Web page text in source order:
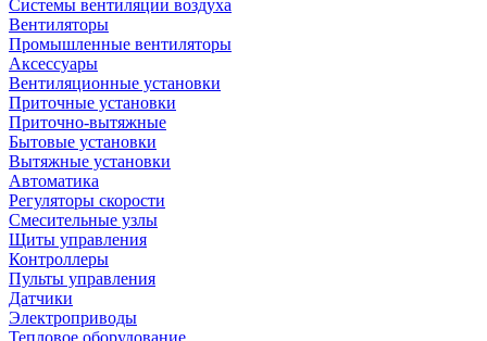
Системы вентиляции воздуха
Вентиляторы
Промышленные вентиляторы
Аксессуары
Вентиляционные установки
Приточные установки
Приточно-вытяжные
Бытовые установки
Вытяжные установки
Автоматика
Регуляторы скорости
Смесительные узлы
Щиты управления
Контроллеры
Пульты управления
Датчики
Электроприводы
Тепловое оборудование